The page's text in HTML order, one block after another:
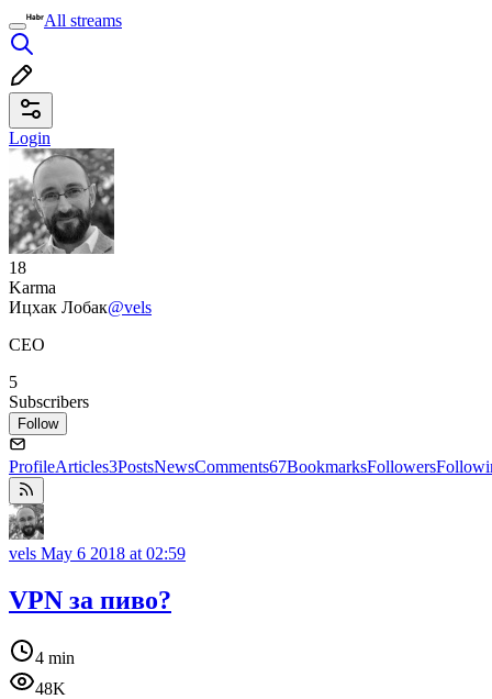
All streams
Login
18
Karma
Ицхак Лобaк@vels
CEO
5
Subscribers
Follow
ProfileArticles3PostsNewsComments67BookmarksFollowers
vels May 6 2018 at 02:59
VPN за пиво?
4 min
48K